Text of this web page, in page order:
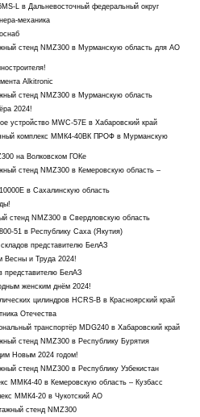
L в Дальневосточный федеральный округ
механика
стенд NMZ300 в Мурманскую область для АО
Alkitronic
стенд NMZ300 в Мурманскую область
2024!
устройство MWC-57E в Хабаровский край
комплекс ММК4-40ВК ПРОФ в Мурманскую
на Волковском ГОКе
стенд NMZ300 в Кемеровскую область –
в Сахалинскую область
стенд NMZ300 в Свердловскую область
51 в Республику Саха (Якутия)
представителю БелАЗ
Весны и Труда 2024!
представителю БелАЗ
женским днём 2024!
цилиндров HCRS-B в Красноярский край
Отечества
транспортёр MDG240 в Хабаровский край
стенд NMZ300 в Республику Бурятия
Новым 2024 годом!
стенд NMZ300 в Республику Узбекистан
ММК4-40 в Кемеровскую область – Кузбасс
ММК4-20 в Чукотский АО
стенд NMZ300